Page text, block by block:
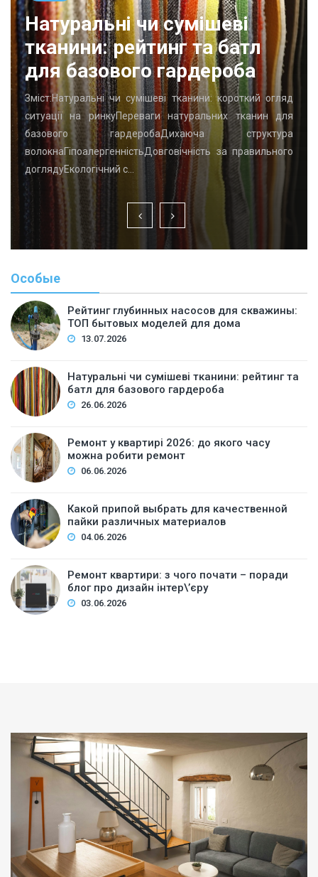
Натуральні чи сумішеві
тканини: рейтинг та батл
для базового гардероба
Зміст:Натуральні чи сумішеві тканини: короткий огляд
ситуації на ринкуПереваги натуральних тканин для
базового гардеробаДихаюча структура
волокнаГіпоалергенністьДовговічність за правильного
доглядуЕкологічний с…
Особые
Рейтинг глубинных насосов для скважины:
ТОП бытовых моделей для дома
13.07.2026
Натуральні чи сумішеві тканини: рейтинг та
батл для базового гардероба
26.06.2026
Ремонт у квартирі 2026: до якого часу
можна робити ремонт
06.06.2026
Какой припой выбрать для качественной
пайки различных материалов
04.06.2026
Ремонт квартири: з чого почати – поради
блог про дизайн інтер\’єру
03.06.2026